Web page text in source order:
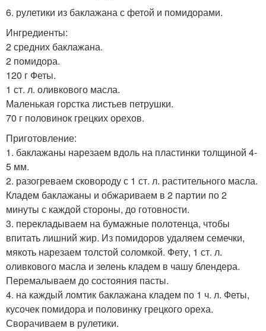
6. рулетики из баклажана с фетой и помидорами.
Ингредиенты:
2 средних баклажана.
2 помидора.
120 г Феты.
1 ст. л. оливкового масла.
Маленькая горстка листьев петрушки.
70 г половинок грецких орехов.
Приготовление:
1. баклажаны нарезаем вдоль на пластинки толщиной 4-
5 мм.
2. разогреваем сковороду с 1 ст. л. растительного масла.
Кладем баклажаны и обжариваем в 2 партии по 2
минуты с каждой стороны, до готовности.
3. перекладываем на бумажные полотенца, чтобы
впитать лишний жир. Из помидоров удаляем семечки,
мякоть нарезаем толстой соломкой. Фету, 1 ст. л.
оливкового масла и зелень кладем в чашу блендера.
Перемалываем до состояния пасты.
4. на каждый ломтик баклажана кладем по 1 ч. л. Феты,
кусочек помидора и половинку грецкого ореха.
Сворачиваем в рулетики.